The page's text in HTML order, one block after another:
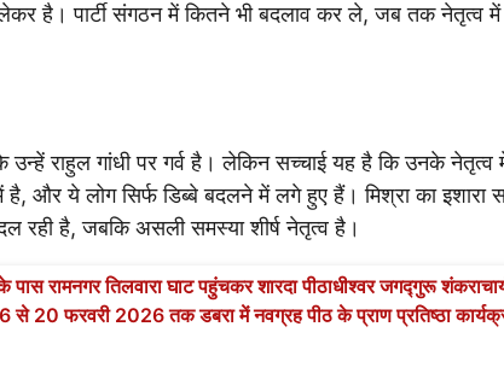
है। पार्टी संगठन में कितने भी बदलाव कर ले, जब तक नेतृत्व में
राहुल गांधी पर गर्व है। लेकिन सच्चाई यह है कि उनके नेतृत्व में
और ये लोग सिर्फ डिब्बे बदलने में लगे हुए हैं। मिश्रा का इशारा
रही है, जबकि असली समस्या शीर्ष नेतृत्व है।
रामनगर तिलवारा घाट पहुंचकर शारदा पीठाधीश्वर जगद्गुरू
से 20 फरवरी 2026 तक डबरा में नवग्रह पीठ के प्राण प्रतिष्ठा